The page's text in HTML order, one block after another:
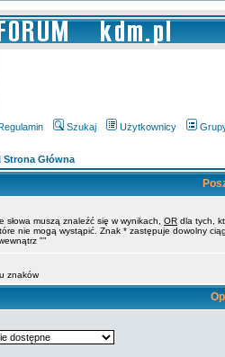
Szukaj Użytkownicy
Główna
słowa muszą znaleźć się w wynikach, OR dla tych,
nie mogą wystąpić. Znak * zastępuje dowolny
""
znaków